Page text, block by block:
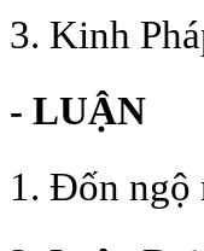
3. Kinh
- LUẬN
1. Đốn ngộ